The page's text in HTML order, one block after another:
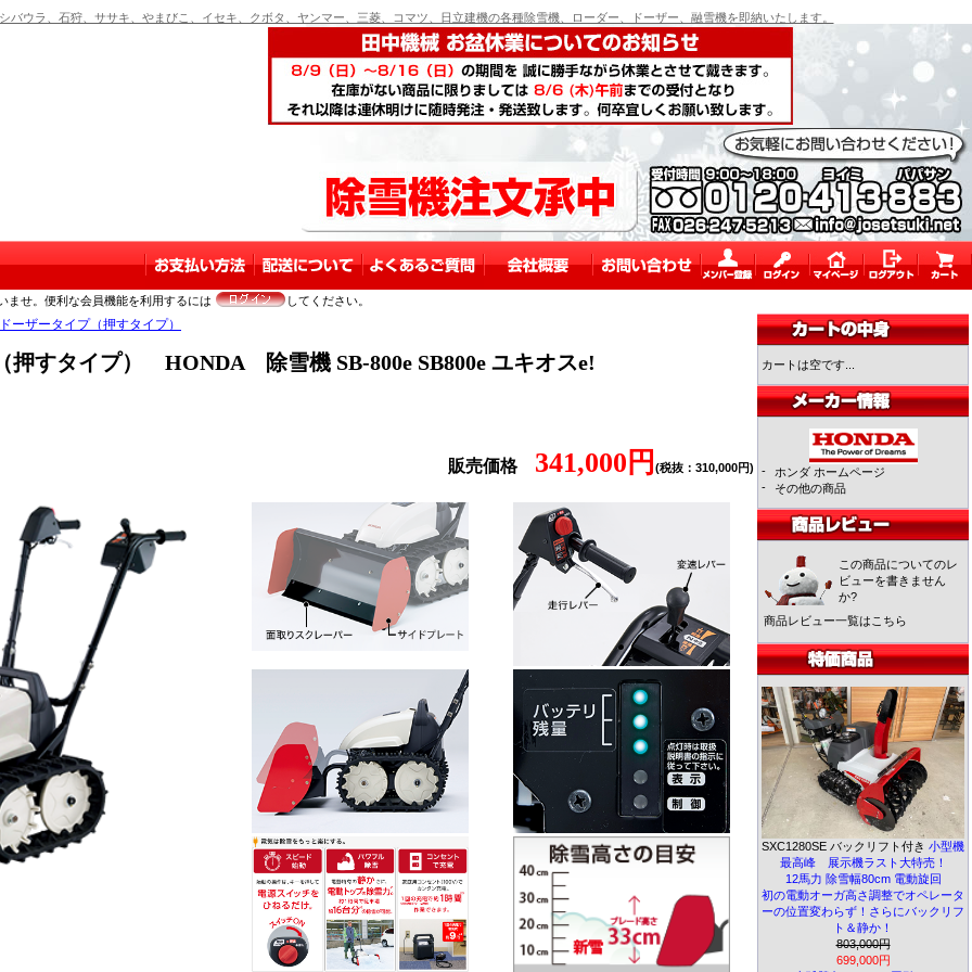
ラ、石狩、ササキ、やまびこ、イセキ、クボタ、ヤンマー、三菱、コマツ、日立建機の各種除雪機、ローダー、ドーザー、融雪機を即納いたします。
ませ。便利な会員機能を利用するには してください。
ーザータイプ（押すタイプ）
すタイプ） HONDA 除雪機 SB-800e SB800e ユキオスe!
販売価格 341,000円 (税抜：310,000円)
カートは空です...
-
ホンダ ホームページ
-
その他の商品
この商品についてのレ
ビューを書きません
か?
商品レビュー一覧はこちら
SXC1280SE バックリフト付き 小型機
最高峰 展示機ラスト大特売！
12馬力 除雪幅80cm 電動旋回
初の電動オーガ高さ調整でオペレータ
ーの位置変わらず！さらにバックリフ
ト＆静か！
803,000円
699,000円